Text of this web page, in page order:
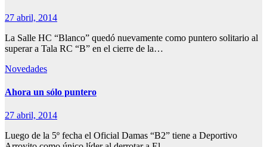
27 abril, 2014
La Salle HC “Blanco” quedó nuevamente como puntero solitario al
superar a Tala RC “B” en el cierre de la…
Novedades
Ahora un sólo puntero
27 abril, 2014
Luego de la 5º fecha el Oficial Damas “B2” tiene a Deportivo